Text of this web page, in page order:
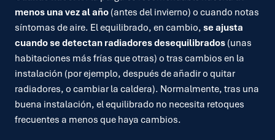
menos una vez al año (antes del invierno) o cuando notas
síntomas de aire. El equilibrado, en cambio, se ajusta
cuando se detectan radiadores desequilibrados (unas
habitaciones más frías que otras) o tras cambios en la
instalación (por ejemplo, después de añadir o quitar
radiadores, o cambiar la caldera). Normalmente, tras una
buena instalación, el equilibrado no necesita retoques
frecuentes a menos que haya cambios.